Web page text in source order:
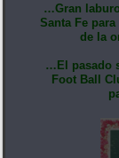
…Gran
Santa Fe
de la
…El pasado
Foot Ball